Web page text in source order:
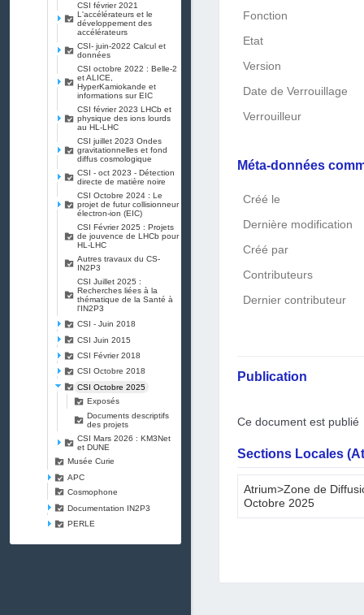
CSI février 2021
L'accélérateurs et le
développement des
accélérateurs
CSI- juin-2022 Calcul et
données
CSI octobre 2022 : Belle-2
et ALICE,
HyperKamiokande et
informations sur EIC
CSI février 2023 LHCb et
physique des ions lourds
au HL-LHC
CSI juillet 2023 Ondes
gravitationnelles et fond
diffus cosmologique
CSI - oct 2023 - Détection
directe de matière noire
CSI Octobre 2024 : Le
projet de futur collisionneur
électron-ion (EIC)
CSI Février 2025 : Projets
de jouvence de LHCb pour
HL-LHC
Autres travaux du CS-
IN2P3
CSI Juillet 2025 :
Recherches liées à la
thématique de la Santé à
l'IN2P3
CSI - Juin 2018
CSI Juin 2015
CSI Février 2018
CSI Octobre 2018
CSI Octobre 2025
Exposés
Documents descriptifs
des projets
CSI Mars 2026 : KM3Net
et DUNE
Musée Curie
APC
Cosmophone
Documentation IN2P3
PERLE
Fonction
Etat
Version
Date de Verrouillage
Verrouilleur
Méta-données
Créé le
Dernière modification
Créé par
Contributeurs
Dernier contributeur
Publication
Ce document est publié
Sections Locales
Atrium>Zone de
Octobre 2025